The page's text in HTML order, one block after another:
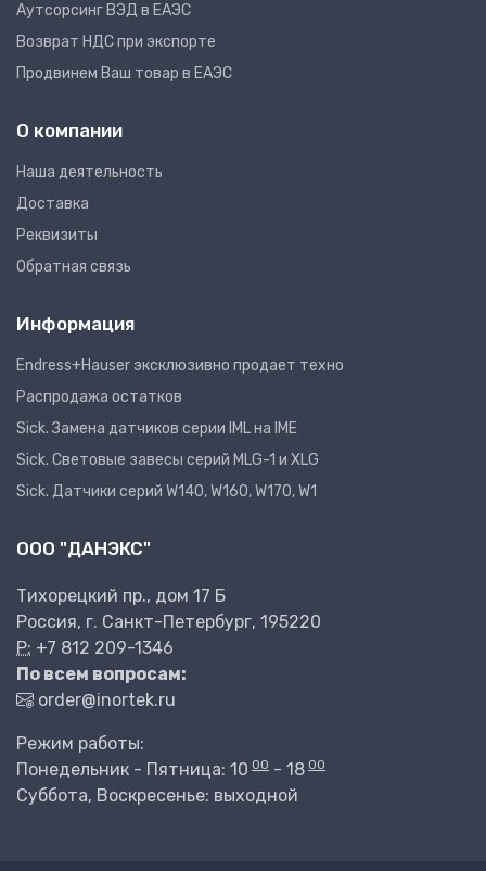
Аутсорсинг ВЭД в ЕАЭС
Возврат НДС при экспорте
Продвинем Ваш товар в ЕАЭС
О компании
Наша деятельность
Доставка
Реквизиты
Обратная связь
Информация
Endress+Hauser эксклюзивно продает техно
Распродажа остатков
Sick. Замена датчиков серии IML на IME
Sick. Световые завесы серий MLG-1 и XLG
Sick. Датчики серий W140, W160, W170, W1
ООО "ДАНЭКС"
Тихорецкий пр., дом 17 Б
Россия, г. Санкт-Петербург, 195220
P: +7 812 209-1346
По всем вопросам:
order@inortek.ru
Режим работы:
Понедельник - Пятница: 10 00 - 18 00
Суббота, Воскресенье: выходной